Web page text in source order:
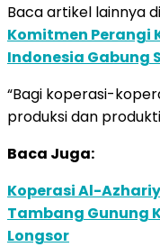
Baca artikel lainnya
Komitmen Perangi
Indonesia Gabung
“Bagi koperasi-
produksi dan
Baca Juga:
Koperasi Al-
Tambang Gunung
Longsor